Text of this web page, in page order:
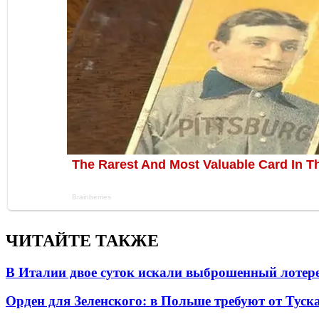
ЧИТАЙТЕ ТАКЖЕ
В Италии двое суток искали выброшенный
Орден для Зеленского: в Польше требуют от